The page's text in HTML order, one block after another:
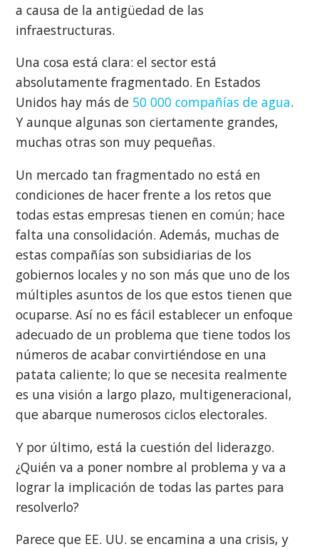
a causa de la antigüedad de las
infraestructuras.
Una cosa está clara: el sector está
absolutamente fragmentado. En Estados
Unidos hay más de 50 000 compañías de agua.
Y aunque algunas son ciertamente grandes,
muchas otras son muy pequeñas.
Un mercado tan fragmentado no está en
condiciones de hacer frente a los retos que
todas estas empresas tienen en común; hace
falta una consolidación. Además, muchas de
estas compañías son subsidiarias de los
gobiernos locales y no son más que uno de los
múltiples asuntos de los que estos tienen que
ocuparse. Así no es fácil establecer un enfoque
adecuado de un problema que tiene todos los
números de acabar convirtiéndose en una
patata caliente; lo que se necesita realmente
es una visión a largo plazo, multigeneracional,
que abarque numerosos ciclos electorales.
Y por último, está la cuestión del liderazgo.
¿Quién va a poner nombre al problema y va a
lograr la implicación de todas las partes para
resolverlo?
Parece que EE. UU. se encamina a una crisis, y